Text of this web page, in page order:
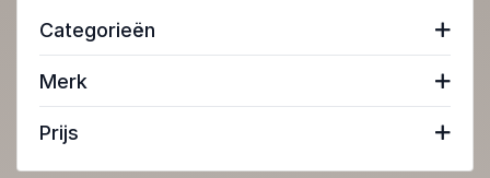
Categorieën
Merk
Prijs